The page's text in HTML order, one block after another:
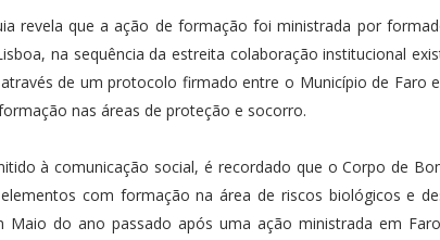
revela que a ação de formação foi ministrada por
na sequência da estreita colaboração institucional
de um protocolo firmado entre o Município de Faro
nas áreas de proteção e socorro.
à comunicação social, é recordado que o Corpo de
com formação na área de riscos biológicos e
Maio do ano passado após uma ação ministrada em